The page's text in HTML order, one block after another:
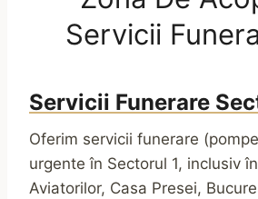
Servicii
Servicii Funerare
Oferim servicii funerare
urgente în Sectorul 1, inclusiv
Aviatorilor, Casa Presei,